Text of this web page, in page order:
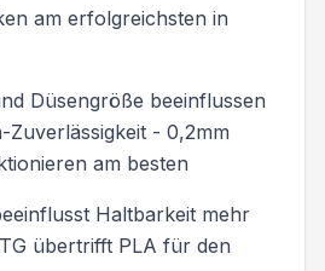
am erfolgreichsten in
Düsengröße beeinflussen
Zuverlässigkeit - 0,2mm
am besten
Haltbarkeit mehr
übertrifft PLA für den